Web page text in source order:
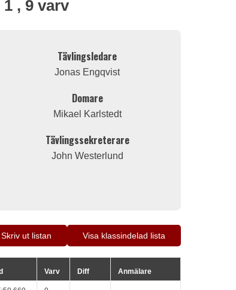
, 9 varv
Tävlingsledare
Jonas Engqvist
Domare
Mikael Karlstedt
Tävlingssekreterare
John Westerlund
Skriv ut listan Visa klassindelad lista
Varv Diff Anmälare